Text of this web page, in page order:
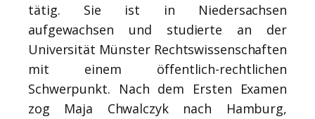
tätig. Sie ist in Niedersachsen
aufgewachsen und studierte an der
Universität Münster Rechtswissenschaften
mit einem öffentlich-rechtlichen
Schwerpunkt. Nach dem Ersten Examen
zog Maja Chwalczyk nach Hamburg,